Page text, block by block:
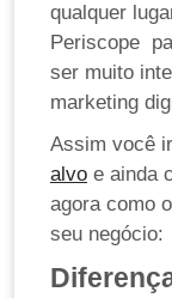
qualquer
Periscope
ser muito
marketing
Assim você
alvo e ainda
agora como
seu negócio: